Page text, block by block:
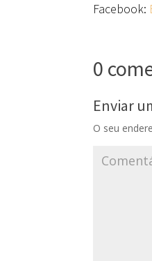
Facebook:
0
Enviar
O seu